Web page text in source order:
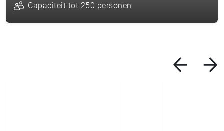
Capaciteit tot 250 personen